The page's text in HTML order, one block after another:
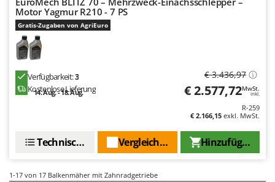
Motor Yagmur R210 - 7 PS
Gratis-Zugaben von AgriEuro
Verfügbarkeit:3
Kostenlose Lieferung
14. Aug. - 18. Aug.
€ 3.436,97
€ 2.577,72MwSt.
inkl.
R-259
€ 2.166,15 exkl. MwSt.
Hinzufügen
Vergleichen Sie
Technische Daten
1-17 von 17 Balkenmäher mit Zahnradgetriebe